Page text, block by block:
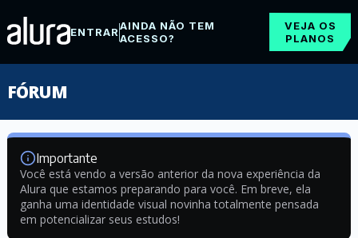
ENTRARAINDA NÃO TEM
ACESSO?
VEJA OS
PLANOS
FÓRUM
Importante
Você está vendo a versão anterior da nova experiência da
Alura que estamos preparando para você. Em breve, ela
ganha uma identidade visual novinha totalmente pensada
em potencializar seus estudos!